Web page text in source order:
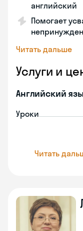
английский
Помогает
Читать дальше
Услуги и
Английский
Уроки
Читать